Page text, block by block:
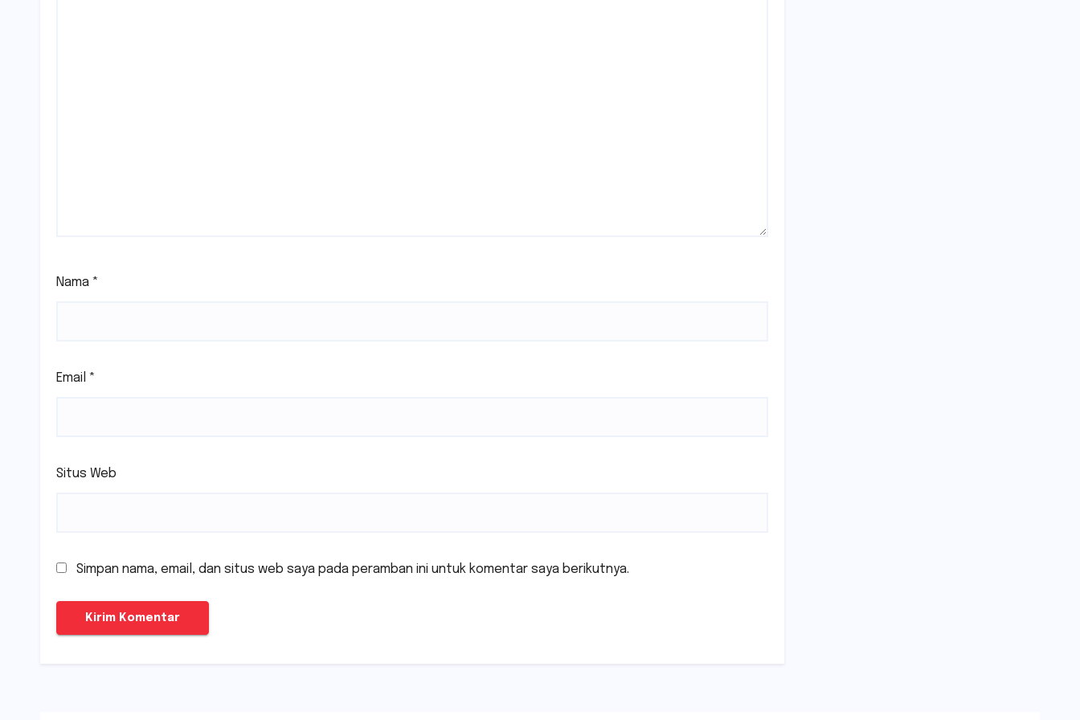
Nama *
Email *
Situs Web
Simpan nama, email, dan situs web saya pada peramban ini untuk komentar saya berikutnya.